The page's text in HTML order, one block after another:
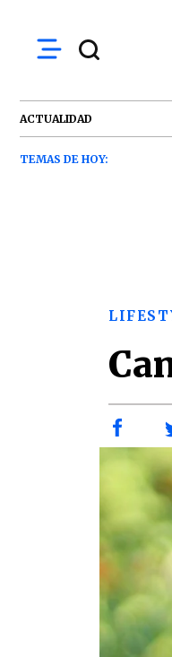
ACTUALIDAD
TEMAS DE HOY: